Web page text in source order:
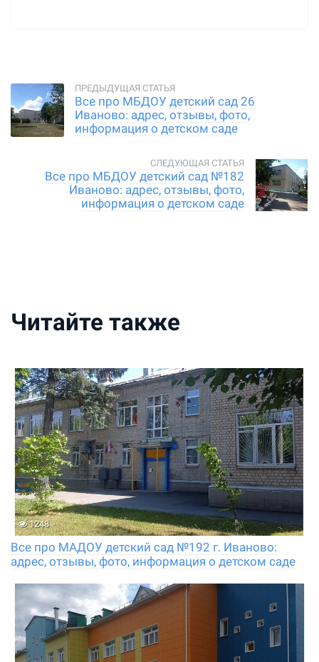
Все про МБДОУ детский сад 26
Иваново: адрес, отзывы, фото,
информация о детском саде
Все про МБДОУ детский сад №182
Иваново: адрес, отзывы, фото,
информация о детском саде
Читайте также
1248
Все про МАДОУ детский сад №192 г. Иваново:
адрес, отзывы, фото, информация о детском саде